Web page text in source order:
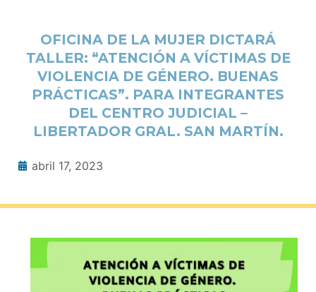
OFICINA DE LA MUJER DICTARÁ
TALLER: “ATENCIÓN A VÍCTIMAS DE
VIOLENCIA DE GÉNERO. BUENAS
PRÁCTICAS”. PARA INTEGRANTES
DEL CENTRO JUDICIAL –
LIBERTADOR GRAL. SAN MARTÍN.
abril 17, 2023